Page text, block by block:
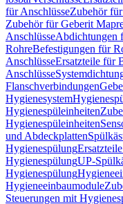
für AnschlüsseZubehör
Zubehör für Geberit
AnschlüsseAbdichtungen
RohreBefestigungen für
AnschlüsseErsatzteile für
Anschlüsse
Flanschverbindungen
Hygienesystem
Hygienespüleinheiten
Hygienespüleinheiten
und Abdeckplatten
Hygienespülung
HygienespülungUP-
Hygienespülung
Hygieneeinbaumodule
Steuerungen mit